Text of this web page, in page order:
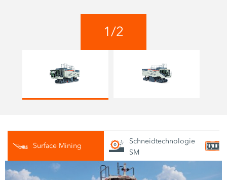
1/2
Surface Mining
Schneidtechnologie
SM